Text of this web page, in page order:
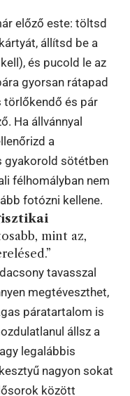
előző este: töltsd
állítsd be a
és pucold le az
gyorsan rátapad
törlőkendő és pár
Ha állvánnyal
a
gyakorold sötétben
félhomályban nem
fotózni kellene.
mint az,
tavasszal
megtéveszthet,
páratartalom is
állsz a
legalábbis
nagyon sokat
között